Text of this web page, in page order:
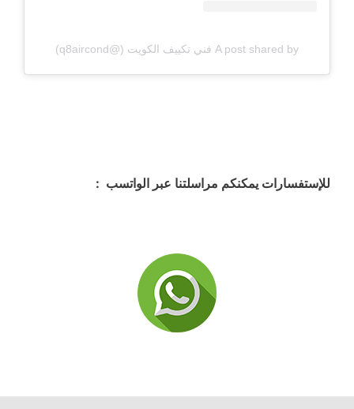
A post shared by فني تكييف الكويت (@q8aircond)
للإستفسارات يمكنكم مراسلتنا عبر الواتسب :